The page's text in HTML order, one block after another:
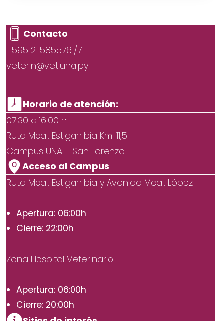
Contacto
+595 21 585576 /7
veterin@vet.una.py
Horario de atención:
07:30 a 16:00 h
Ruta Mcal. Estigarribia Km. 11,5.
Campus UNA – San Lorenzo
Acceso al Campus
Ruta Mcal. Estigarribia y Avenida Mcal. López
Apertura: 06:00h
Cierre: 22:00h
Zona Hospital Veterinario
Apertura: 06:00h
Cierre: 20:00h